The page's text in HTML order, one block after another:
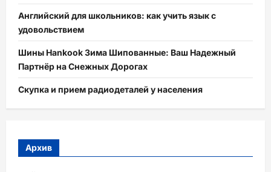
Английский для школьников: как учить язык с
удовольствием
Шины Hankook Зима Шипованные: Ваш Надежный
Партнёр на Снежных Дорогах
Скупка и прием радиодеталей у населения
Архив